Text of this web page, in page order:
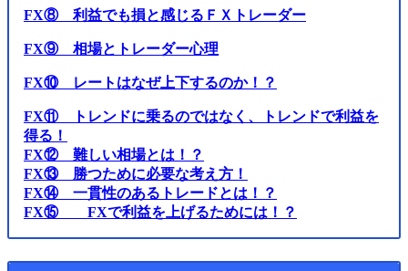
FX⑧ 利益でも損と感じるＦＸトレーダー
FX⑨ 相場とトレーダー心理
FX⑩ レートはなぜ上下するのか！？
FX⑪ トレンドに乗るのではなく、トレンドで利益を
得る！
FX⑫ 難しい相場とは！？
FX⑬ 勝つために必要な考え方！
FX⑭ 一貫性のあるトレードとは！？
FX⑮ FXで利益を上げるためには！？